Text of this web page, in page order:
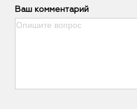
Ваш комментарий